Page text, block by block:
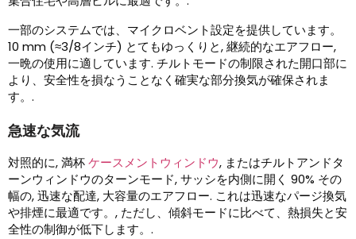
一部のシステムでは、マイクロベント設定を提供しています。
10 mm (≈3/8インチ) とてもゆっくりと, 継続的なエアフロー,
一晩の使用に適しています. チルトモードの制限された開口部に
より、安全性を損なうことなく確実な部分換気が確保されま
す。.
急速な気流
対照的に, 満杯ケースメントウィンドウ, またはチルトアンドタ
ーンウィンドウのターンモード, サッシを内側に開く 90% その
幅の, 迅速な配達, 大容量のエアフロー. これは迅速なパージ換気
や排煙に最適です。, ただし、傾斜モードに比べて、熱損失と安
全性の制御が低下します。.